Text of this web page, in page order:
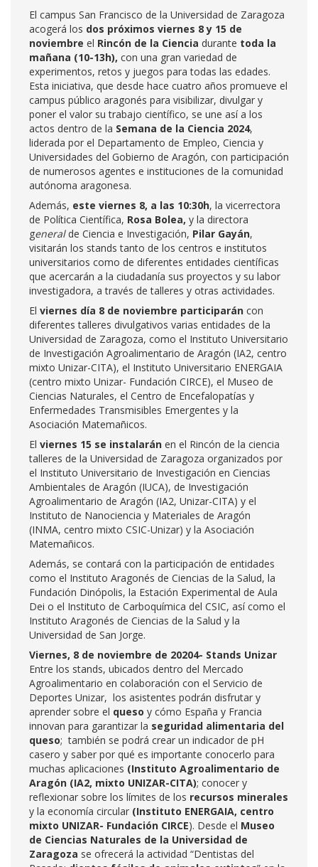
El campus San Francisco de la Universidad de Zaragoza
acogerá los dos próximos viernes 8 y 15 de
noviembre el Rincón de la Ciencia durante toda la
mañana (10-13h), con una gran variedad de
experimentos, retos y juegos para todas las edades.
Esta iniciativa, que desde hace cuatro años promueve el
campus público aragonés para visibilizar, divulgar y
poner el valor su trabajo científico, se une así a los
actos dentro de la Semana de la Ciencia 2024,
liderada por el Departamento de Empleo, Ciencia y
Universidades del Gobierno de Aragón, con participación
de numerosos agentes e instituciones de la comunidad
autónoma aragonesa.
Además, este viernes 8, a las 10:30h, la vicerrectora
de Política Científica, Rosa Bolea, y la directora
generalde Ciencia e Investigación, Pilar Gayán,
visitarán los stands tanto de los centros e institutos
universitarios como de diferentes entidades científicas
que acercarán a la ciudadanía sus proyectos y su labor
investigadora, a través de talleres y otras actividades.
El viernes día 8 de noviembre participarán con
diferentes talleres divulgativos varias entidades de la
Universidad de Zaragoza, como el Instituto Universitario
de Investigación Agroalimentario de Aragón (IA2, centro
mixto Unizar-CITA), el Instituto Universitario ENERGAIA
(centro mixto Unizar- Fundación CIRCE), el Museo de
Ciencias Naturales, el Centro de Encefalopatías y
Enfermedades Transmisibles Emergentes y la
Asociación Matemañicos.
El viernes 15 se instalarán en el Rincón de la ciencia
talleres de la Universidad de Zaragoza organizados por
el Instituto Universitario de Investigación en Ciencias
Ambientales de Aragón (IUCA), de Investigación
Agroalimentario de Aragón (IA2, Unizar-CITA) y el
Instituto de Nanociencia y Materiales de Aragón
(INMA, centro mixto CSIC-Unizar) y la Asociación
Matemañicos.
Además, se contará con la participación de entidades
como el Instituto Aragonés de Ciencias de la Salud, la
Fundación Dinópolis, la Estación Experimental de Aula
Dei o el Instituto de Carboquímica del CSIC, así como el
Instituto Aragonés de Ciencias de la Salud y la
Universidad de San Jorge.
Viernes, 8 de noviembre de 20204- Stands Unizar
Entre los stands, ubicados dentro del Mercado
Agroalimentario en colaboración con el Servicio de
Deportes Unizar, los asistentes podrán disfrutar y
aprender sobre el queso y cómo España y Francia
innovan para garantizar la seguridad alimentaria del
queso; también se podrá crear un indicador de pH
casero y saber por qué es importante conocerlo para
muchas aplicaciones (Instituto Agroalimentario de
Aragón (IA2, mixto UNIZAR-CITA); conocer y
reflexionar sobre los límites de los recursos minerales
y la economía circular (Instituto ENERGAIA, centro
mixto UNIZAR- Fundación CIRCE). Desde el Museo
de Ciencias Naturales de la Universidad de
Zaragoza se ofrecerá la actividad “Dentistas del